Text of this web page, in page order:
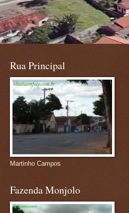
Rua Principal
Martinho Campos
Fazenda Monjolo